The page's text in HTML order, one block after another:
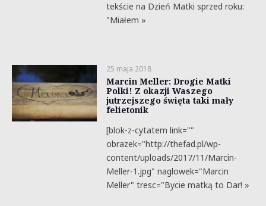
tekście na Dzień Matki sprzed roku:
"Miałem »
25 maja 2018
Marcin Meller: Drogie Matki
Polki! Z okazji Waszego
jutrzejszego święta taki mały
felietonik
[blok-z-cytatem link=""
obrazek="http://thefad.pl/wp-
content/uploads/2017/11/Marcin-
Meller-1.jpg" naglowek="Marcin
Meller" tresc="Bycie matką to Dar! »